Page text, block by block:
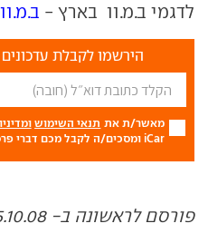
לדגמי ב.מ.וו בארץ - ב.מ.וו
הירשמו לקבלת
מאשר/ת את תנאי השימוש
iCar ומסכים/ה לקבל מכם דברי פרסום.
פורסם לראשונה ב- 05.10.08